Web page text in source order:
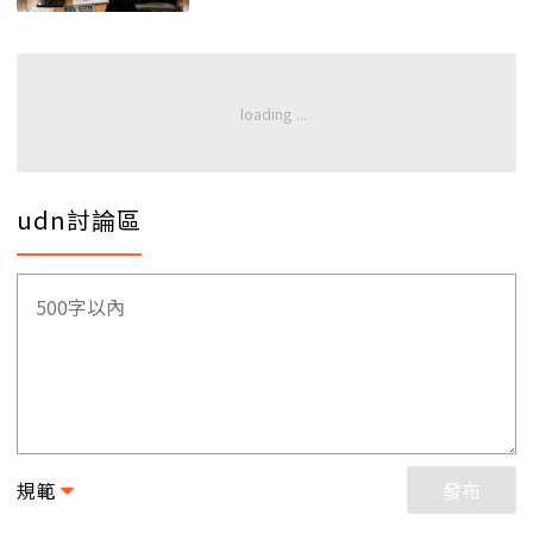
udn討論區
規範 發布